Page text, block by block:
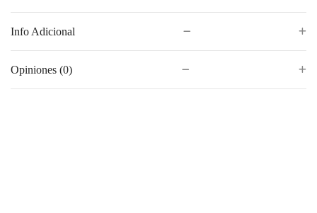
Info Adicional
Opiniones (0)